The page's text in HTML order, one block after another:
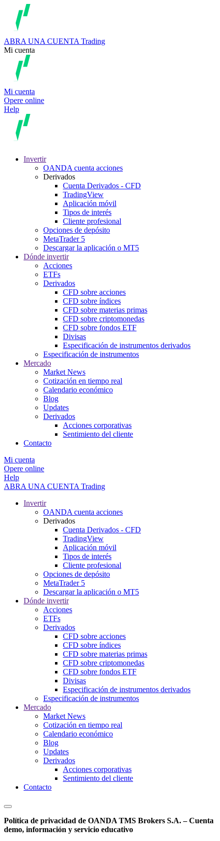
ABRA UNA CUENTA Trading
Mi cuenta
Mi cuenta
Opere online
Help
Invertir
OANDA cuenta acciones
Derivados
Cuenta Derivados - CFD
TradingView
Aplicación móvil
Tipos de interés
Cliente profesional
Opciones de depósito
MetaTrader 5
Descargar la aplicación o MT5
Dónde invertir
Acciones
ETFs
Derivados
CFD sobre acciones
CFD sobre índices
CFD sobre materias primas
CFD sobre criptomonedas
CFD sobre fondos ETF
Divisas
Especificación de instrumentos derivados
Especificación de instrumentos
Mercado
Market News
Cotización en tiempo real
Calendario económico
Blog
Updates
Derivados
Acciones corporativas
Sentimiento del cliente
Contacto
Mi cuenta
Opere online
Help
ABRA UNA CUENTA Trading
Invertir
OANDA cuenta acciones
Derivados
Cuenta Derivados - CFD
TradingView
Aplicación móvil
Tipos de interés
Cliente profesional
Opciones de depósito
MetaTrader 5
Descargar la aplicación o MT5
Dónde invertir
Acciones
ETFs
Derivados
CFD sobre acciones
CFD sobre índices
CFD sobre materias primas
CFD sobre criptomonedas
CFD sobre fondos ETF
Divisas
Especificación de instrumentos derivados
Especificación de instrumentos
Mercado
Market News
Cotización en tiempo real
Calendario económico
Blog
Updates
Derivados
Acciones corporativas
Sentimiento del cliente
Contacto
Política de privacidad de OANDA TMS Brokers S.A. – Cuenta
demo, información y servicio educativo